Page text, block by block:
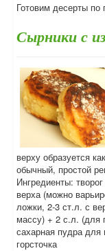
Форум
Готовим десерты
Сырники с
верху образуется
обычный, простой
Ингредиенты:
верха (можно
ложки, 2-3 ст.л. с
массу) + 2 с.л. (для
сахарная пудра
горсточка